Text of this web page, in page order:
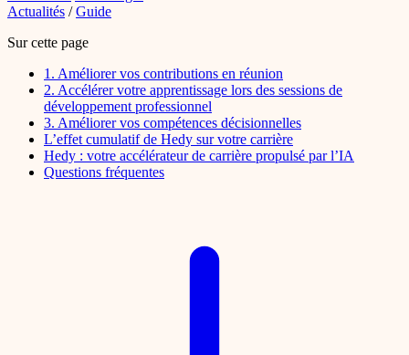
Actualités / Guide
Sur cette page
1. Améliorer vos contributions en réunion
2. Accélérer votre apprentissage lors des sessions de
développement professionnel
3. Améliorer vos compétences décisionnelles
L’effet cumulatif de Hedy sur votre carrière
Hedy : votre accélérateur de carrière propulsé par l’IA
Questions fréquentes